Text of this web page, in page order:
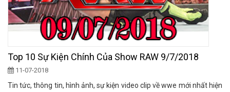
Top 10 Sự Kiện Chính Của Show RAW 9/7/2018
11-07-2018
Tin tức, thông tin, hình ảnh, sự kiện video clip về wwe mới nhất hiện